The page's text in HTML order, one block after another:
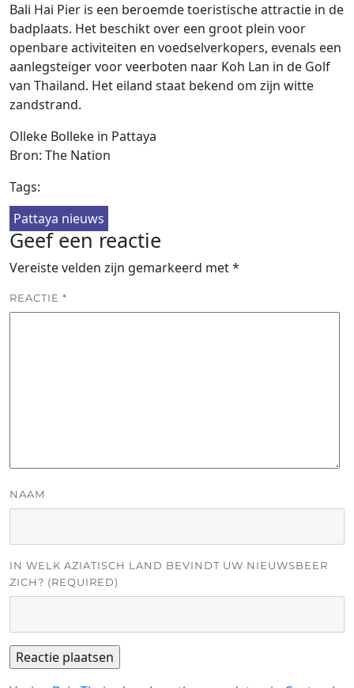
Bali Hai Pier is een beroemde toeristische attractie in de
badplaats. Het beschikt over een groot plein voor
openbare activiteiten en voedselverkopers, evenals een
aanlegsteiger voor veerboten naar Koh Lan in de Golf
van Thailand. Het eiland staat bekend om zijn witte
zandstrand.
Olleke Bolleke in Pattaya
Bron: The Nation
Tags:
Pattaya nieuws
Geef een reactie
Vereiste velden zijn gemarkeerd met*
REACTIE *
NAAM
IN WELK AZIATISCH LAND BEVINDT UW NIEUWSBEER
ZICH? (REQUIRED)